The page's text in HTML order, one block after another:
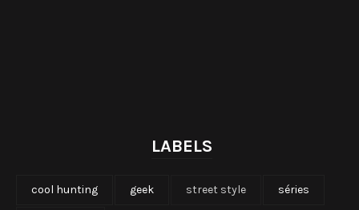
LABELS
cool hunting geek street style séries